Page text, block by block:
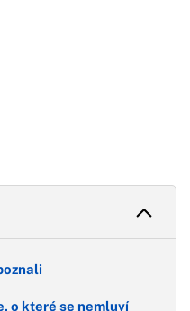
o které se nemluví